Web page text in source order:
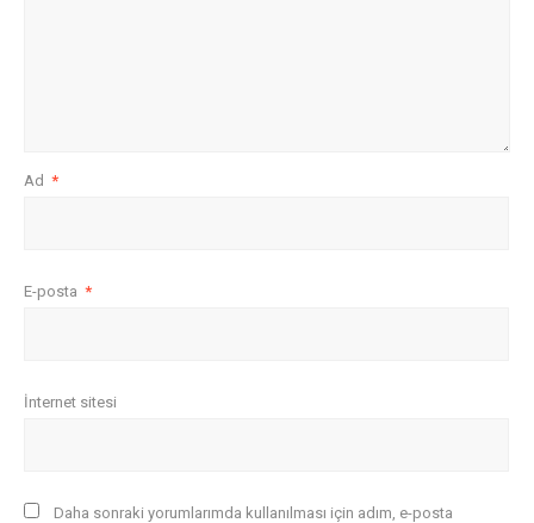
Ad *
E-posta *
İnternet sitesi
Daha sonraki yorumlarımda kullanılması için adım, e-posta